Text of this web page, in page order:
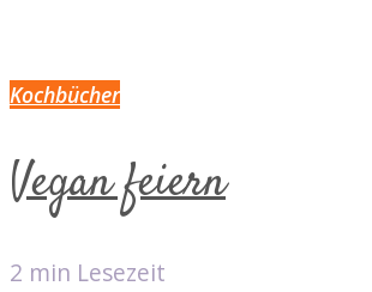
Kochbücher
Vegan feiern
2 min Lesezeit